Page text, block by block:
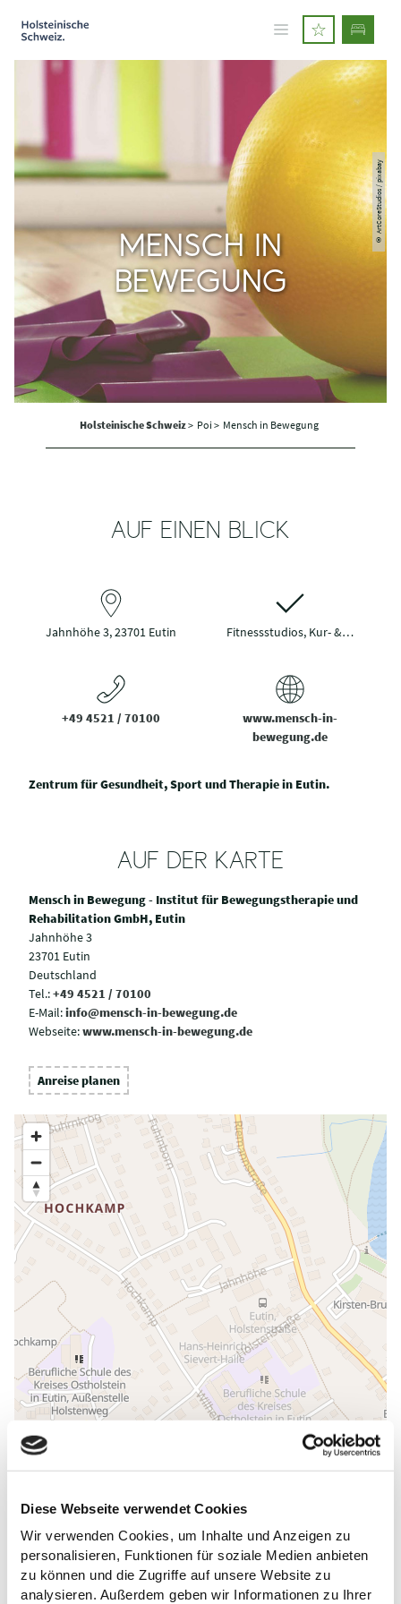
Diese Webseite verwendet Cookies
Wir verwenden Cookies, um Inhalte und Anzeigen zu
personalisieren, Funktionen für soziale Medien anbieten
zu können und die Zugriffe auf unsere Website zu
analysieren. Außerdem geben wir Informationen zu Ihrer
© ArtCoreStudios / pixabay
MENSCH IN
BEWEGUNG
Holsteinische Schweiz> Poi > Mensch in Bewegung
AUF EINEN BLICK
Jahnhöhe 3, 23701 Eutin Fitnessstudios, Kur- &…
+49 4521 / 70100
www.mensch-in-
bewegung.de
Zentrum für Gesundheit, Sport und Therapie in Eutin.
AUF DER KARTE
Mensch in Bewegung - Institut für Bewegungstherapie und
Rehabilitation GmbH, Eutin
Jahnhöhe 3
23701 Eutin
Deutschland
Tel.:+49 4521 / 70100
E-Mail:info@mensch-in-bewegung.de
Webseite:www.mensch-in-bewegung.de
Anreise planen
ALLGEMEINE INFORMATIONEN